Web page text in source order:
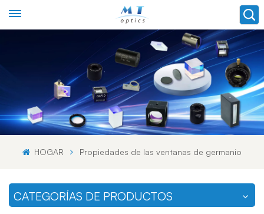
HOGAR Propiedades de las ventanas de germanio
CATEGORÍAS DE PRODUCTOS